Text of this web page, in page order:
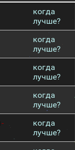
когда
лучше?
когда
лучше?
когда
лучше?
когда
лучше?
-
когда
лучше?